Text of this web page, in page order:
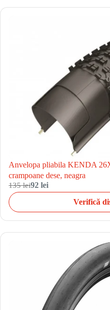
Anvelopa pliabila KENDA
crampoane dese, neagra
135 lei92 lei
Verifică